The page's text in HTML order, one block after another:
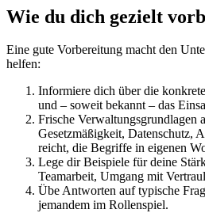
Wie du dich gezielt
Eine gute Vorbereitung macht den
helfen:
Informiere dich über die
und – soweit bekannt – das
Frische Verwaltungsgrundlagen
Gesetzmäßigkeit, Datenschutz,
reicht, die Begriffe in eigenen
Lege dir Beispiele für deine
Teamarbeit, Umgang mit
Übe Antworten auf typische
jemandem im Rollenspiel.